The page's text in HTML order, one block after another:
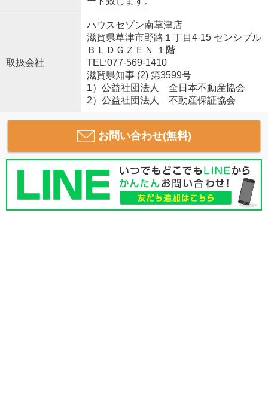
取扱会社
ハウスセゾン南草津店
滋賀県草津市野路１丁目4-15 センシブル
ＢＬＤＧＺＥＮ １階
TEL:077-569-1410
滋賀県知事 (2) 第3599号
1）公益社団法人 全日本不動産協会
2）公益社団法人 不動産保証協会
お問い合わせ(無料)